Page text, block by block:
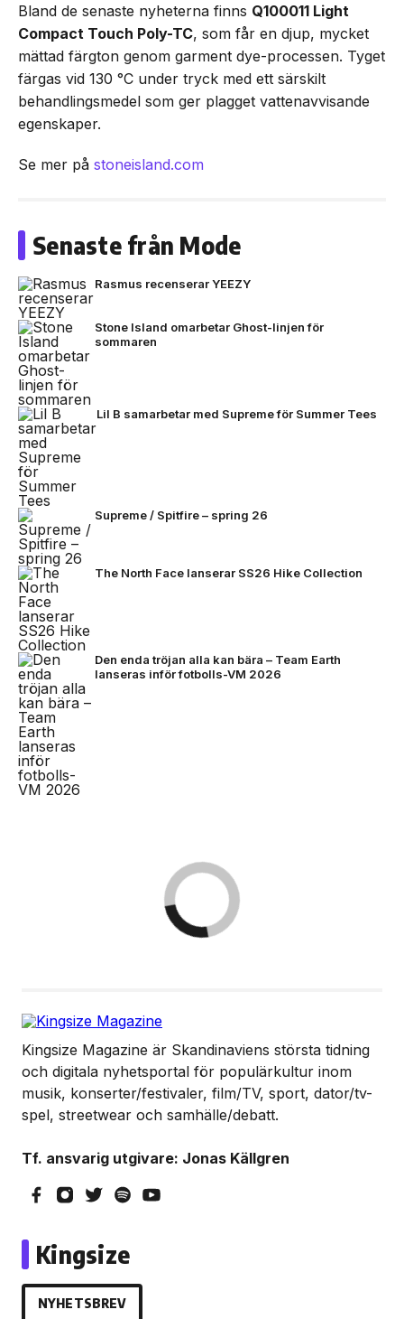
Bland de senaste nyheterna finns Q100011 Light
Compact Touch Poly-TC, som får en djup, mycket
mättad färgton genom garment dye-processen. Tyget
färgas vid 130 °C under tryck med ett särskilt
behandlingsmedel som ger plagget vattenavvisande
egenskaper.
Se mer på stoneisland.com
Senaste från Mode
Rasmus recenserar YEEZY
Stone Island omarbetar Ghost-linjen för
sommaren
Lil B samarbetar med Supreme för Summer Tees
Supreme / Spitfire – spring 26
The North Face lanserar SS26 Hike Collection
Den enda tröjan alla kan bära – Team Earth
lanseras inför fotbolls-VM 2026
Kingsize Magazine är Skandinaviens största tidning
och digitala nyhetsportal för populärkultur inom
musik, konserter/festivaler, film/TV, sport, dator/tv-
spel, streetwear och samhälle/debatt.
Tf. ansvarig utgivare: Jonas Källgren
Kingsize
NYHETSBREV